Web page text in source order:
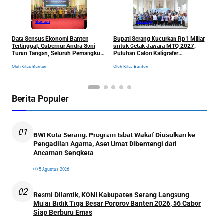
Banten
Data Sensus Ekonomi Banten
Tertinggal, Gubernur Andra Soni
Turun Tangan, Seluruh Pemangku
Dikumpulkan
Oleh Kilas Banten
Serang
Bupati Serang Kucurkan Rp1 Miliar
untuk Cetak Jawara MTQ 2027,
Puluhan Calon Kaligrafer
Oleh Kilas Banten
Berita Populer
01
BWI Kota Serang: Program Isbat Wakaf Diusulkan ke
Pengadilan Agama, Aset Umat Dibentengi dari
Ancaman Sengketa
5 Agustus 2026
02
Resmi Dilantik, KONI Kabupaten Serang Langsung
Mulai Bidik Tiga Besar Porprov Banten 2026, 56 Cabor
Siap Berburu Emas